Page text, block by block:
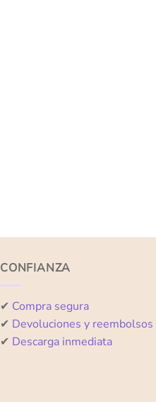
CONFIANZA
✔ Compra segura
✔ Devoluciones y reembolsos
✔ Descarga inmediata